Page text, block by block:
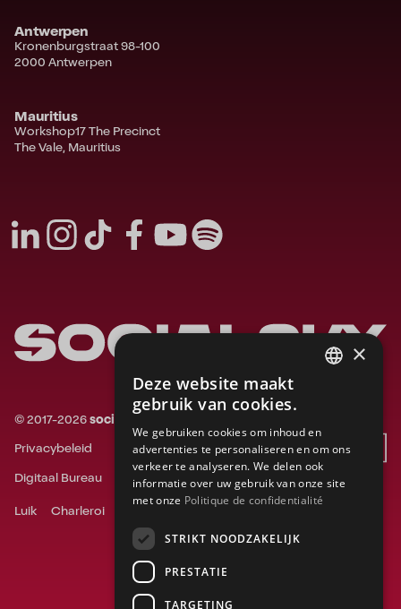
Antwerpen
Kronenburgstraat 98-100
2000 Antwerpen
Mauritius
Workshop17 The Precinct
The Vale, Mauritius
©2017-2026socialsky.
Privacybeleid
Website door
Digitaal Bureau
Social Media Bureau
Luik
Charleroi Gent Bergen Namen Doornik
DUTCH
×
Deze website maakt
gebruik van cookies.
We gebruiken cookies om inhoud en
advertenties te personaliseren en om ons
verkeer te analyseren. We delen ook
informatie over uw gebruik van onze site
met onze Politique de confidentialité
STRIKT NOODZAKELIJK
PRESTATIE
TARGETING